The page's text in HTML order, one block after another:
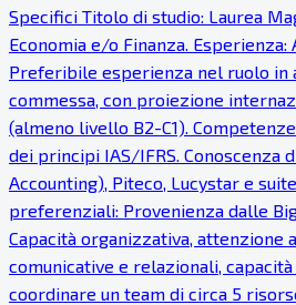
Specifici Titolo di studio: Laurea
Economia e/o Finanza. Esperienza:
Preferibile esperienza nel ruolo in
commessa, con proiezione
(almeno livello B2-C1).
dei principi IAS/IFRS. Conoscenza
Accounting), Piteco, Lucystar e
preferenziali: Provenienza dalle
Capacità organizzativa, attenzione
comunicative e relazionali,
coordinare un team di circa 5